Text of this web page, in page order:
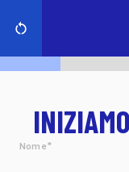
Nome*